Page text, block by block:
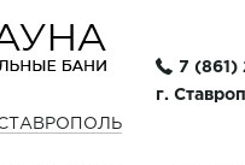
7 (861)
г.